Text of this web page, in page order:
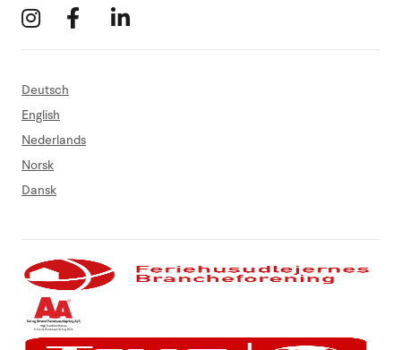
Deutsch
English
Nederlands
Norsk
Dansk